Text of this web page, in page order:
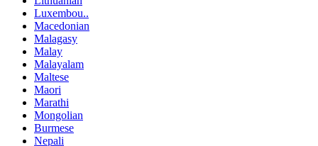
Luxembou..
Macedonian
Malagasy
Malay
Malayalam
Maltese
Maori
Marathi
Mongolian
Burmese
Nepali